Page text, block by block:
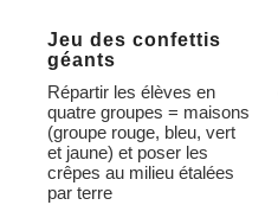
Jeu des confettis
géants
Répartir les élèves en
quatre groupes = maisons
(groupe rouge, bleu, vert
et jaune) et poser les
crêpes au milieu étalées
par terre